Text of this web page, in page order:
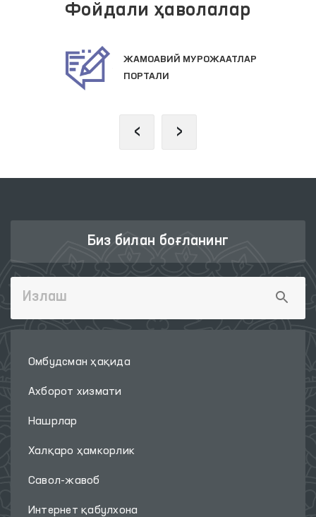
Фойдали ҳаволалар
ЖАМОАВИЙ МУРОЖААТЛАР
ПОРТАЛИ
‹ ›
Биз билан боғланинг
Омбудсман ҳақида
Ахборот хизмати
Нашрлар
Халқаро ҳамкорлик
Савол-жавоб
Интернет қабулхона